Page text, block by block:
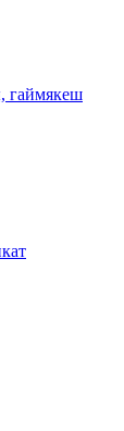
гаймякеш